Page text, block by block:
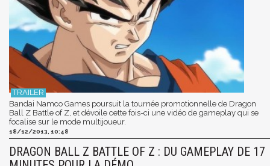
Bandai Namco Games poursuit la tournée promotionnelle de Dragon
Ball Z Battle of Z, et dévoile cette fois-ci une vidéo de gameplay qui se
focalise sur le mode multijoueur.
18/12/2013, 10:48
DRAGON BALL Z BATTLE OF Z : DU GAMEPLAY DE 17